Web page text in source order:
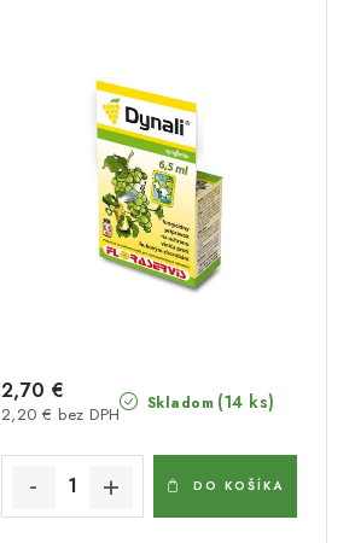
Skladom (14 ks)
2,20 € bez DPH
2,70 €
DO KOŠÍKA